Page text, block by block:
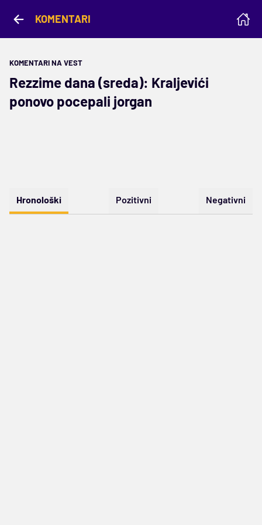
KOMENTARI
KOMENTARI NA VEST
Rezzime dana (sreda): Kraljevići
ponovo pocepali jorgan
Hronološki Pozitivni Negativni